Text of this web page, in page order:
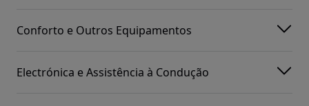
Conforto e Outros Equipamentos
Electrónica e Assistência à Condução